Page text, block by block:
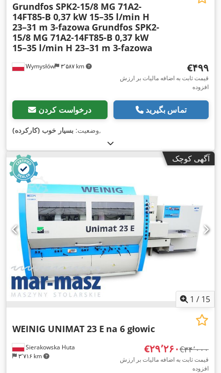
Wymysłów ۳٬۵۸۷ km
Grundfos SPK2-15/8 MG 71A2-
14FT85-B 0,37 kW 15–35 l/min H
23–31 m 3-fazowa Grundfos SPK2-
15/8 MG 71A2-14FT85-B 0,37 kW
15–35 l/min H 23–31 m 3-fazowa
‎€۴۹۹
قیمت ثابت به اضافه مالیات بر ارزش
افزوده
درخواست کردن تماس بگیرید
وضعیت: بسیار خوب (کارکرده) ,
آگهی کوچک
1 / 15
Sierakowska Huta
۳٬۷۱۶ km
WEINIG UNIMAT 23 E na 6 głowic
‎€۲۹٬۲۶۰ ‎€۳۴٬۰۰۰
قیمت ثابت به اضافه مالیات بر ارزش
افزوده